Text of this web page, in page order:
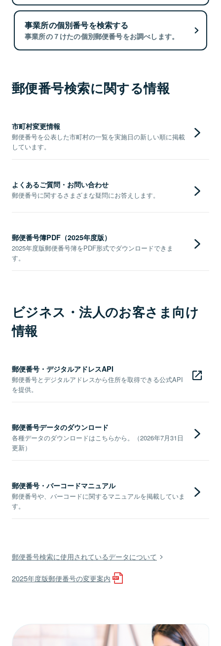
事業所の個別番号を検索する
事業所の７けたの個別郵便番号をお調べします。
郵便番号検索に関する情報
市町村変更情報
郵便番号を公表した市町村の一覧を実施日の新しい順に掲載
しています。
よくあるご質問・お問い合わせ
郵便番号に関するさまざまな疑問にお答えします。
郵便番号簿PDF（2025年度版）
2025年度版郵便番号簿をPDF形式でダウンロードできま
す。
ビジネス・法人のお客さま向け
情報
郵便番号・デジタルアドレスAPI
郵便番号とデジタルアドレスから住所を取得できる公式API
を提供。
郵便番号データのダウンロード
各種データのダウンロードはこちらから。（2026年7月31日
更新）
郵便番号・バーコードマニュアル
郵便番号や、バーコードに関するマニュアルを掲載していま
す。
郵便番号検索に使用されているデータについて
2025年度版郵便番号の変更案内